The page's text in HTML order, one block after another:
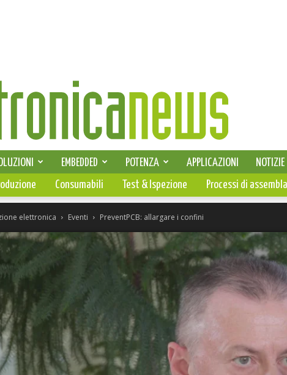
SELEZIONE DI ELETTRONICA
EMBEDDED POTENZA APPLICAZIONI NOTIZIE
PCB
Consumabili Test & Ispezione Processi di
elettronica Eventi PreventPCB: allargare i confini